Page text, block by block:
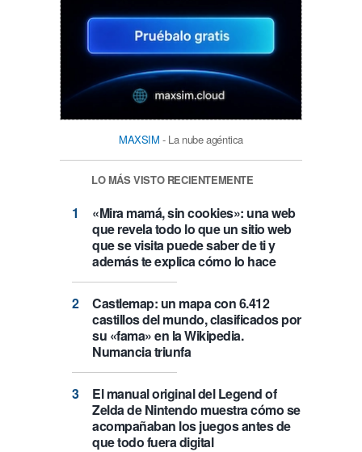
MAXSIM - La nube agéntica
LO MÁS VISTO RECIENTEMENTE
«Mira mamá, sin cookies»: una web
que revela todo lo que un sitio web
que se visita puede saber de ti y
además te explica cómo lo hace
Castlemap: un mapa con 6.412
castillos del mundo, clasificados por
su «fama» en la Wikipedia.
Numancia triunfa
El manual original del Legend of
Zelda de Nintendo muestra cómo se
acompañaban los juegos antes de
que todo fuera digital